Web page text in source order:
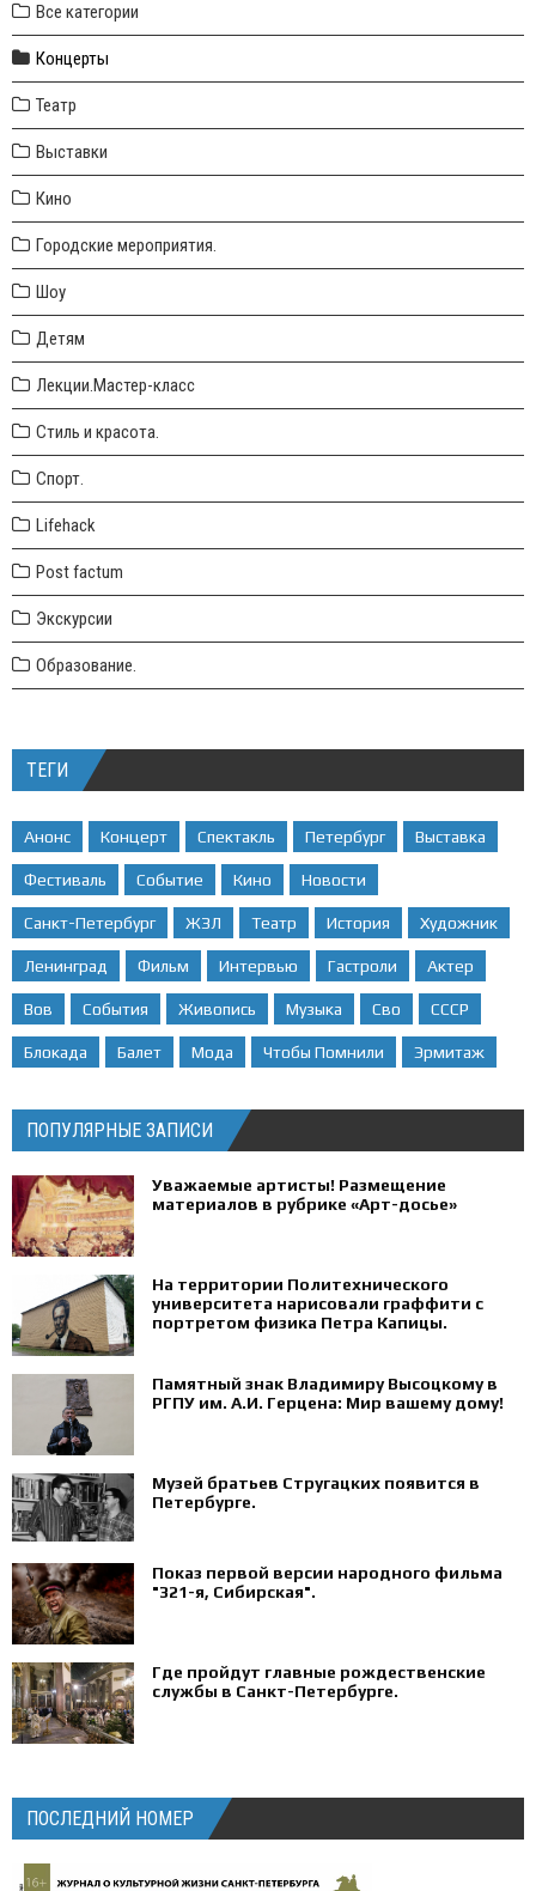
Все категории
Концерты
Театр
Выставки
Кино
Городские мероприятия.
Шоу
Детям
Лекции.Мастер-класс
Стиль и красота.
Спорт.
Lifehack
Post factum
Экскурсии
Образование.
ТЕГИ
Анонс Концерт Спектакль Петербург Выставка
Фестиваль Событие Кино Новости
Санкт-Петербург ЖЗЛ Театр История Художник
Ленинград Фильм Интервью Гастроли Актер
Вов События Живопись Музыка Сво СССР
Блокада Балет Мода Чтобы Помнили Эрмитаж
ПОПУЛЯРНЫЕ ЗАПИСИ
Уважаемые артисты! Размещение
материалов в рубрике «Арт-досье»
На территории Политехнического
университета нарисовали граффити с
портретом физика Петра Капицы.
Памятный знак Владимиру Высоцкому в
РГПУ им. А.И. Герцена: Мир вашему дому!
Музей братьев Стругацких появится в
Петербурге‍.
Показ первой версии народного фильма
"321-я, Сибирская".
Где пройдут главные рождественские
службы в Санкт-Петербурге.
ПОСЛЕДНИЙ НОМЕР